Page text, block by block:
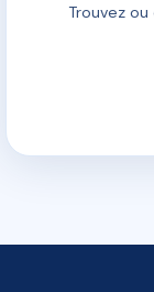
Trouvez